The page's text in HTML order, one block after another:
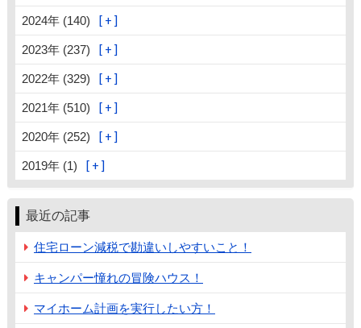
2024年 (140)
2023年 (237)
2022年 (329)
2021年 (510)
2020年 (252)
2019年 (1)
最近の記事
住宅ローン減税で勘違いしやすいこと！
キャンパー憧れの冒険ハウス！
マイホーム計画を実行したい方！